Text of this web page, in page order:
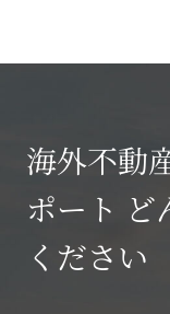
海外不動
ポート ど
ください